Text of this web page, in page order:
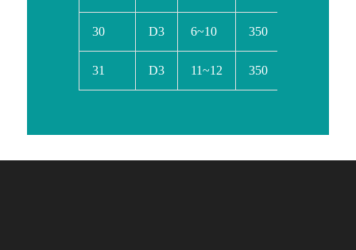
30 D3 6~10 350
31 D3 11~12 350